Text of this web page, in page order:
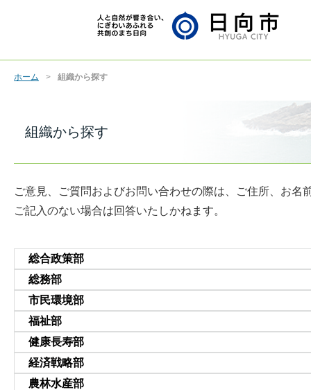
ホーム 組織から探す
組織から探す
ご意見、ご質問およびお問い合わせの際は、ご住所、お名
ご記入のない場合は回答いたしかねます。
総合政策部
総務部
市民環境部
福祉部
健康長寿部
経済戦略部
農林水産部